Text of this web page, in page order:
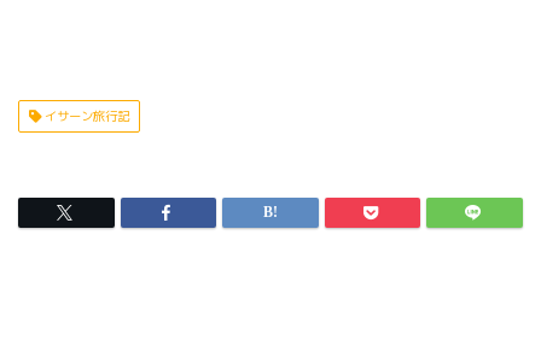
イサーン旅行記